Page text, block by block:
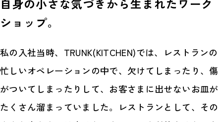
自身の小さな気づきから生まれたワーク
ショップ。
私の入社当時、TRUNK(KITCHEN)では、レストランの
忙しいオペレーションの中で、欠けてしまったり、傷
がついてしまったりして、お客さまに出せないお皿が
たくさん溜まっていました。レストランとして、その